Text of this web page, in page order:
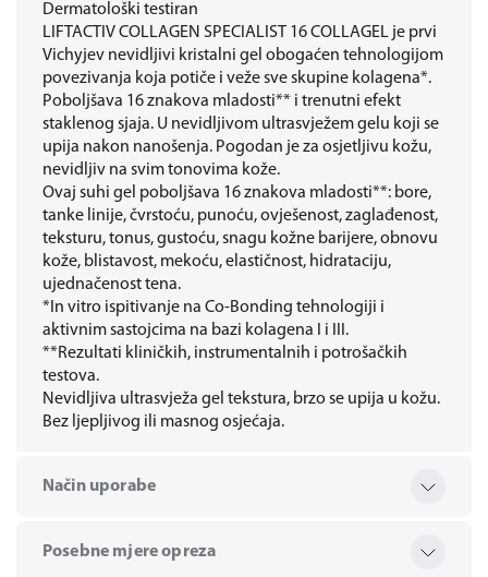
Dermatološki testiran
LIFTACTIV COLLAGEN SPECIALIST 16 COLLAGEL je prvi
Vichyjev nevidljivi kristalni gel obogaćen tehnologijom
povezivanja koja potiče i veže sve skupine kolagena*.
Poboljšava 16 znakova mladosti** i trenutni efekt
staklenog sjaja. U nevidljivom ultrasvježem gelu koji se
upija nakon nanošenja. Pogodan je za osjetljivu kožu,
nevidljiv na svim tonovima kože.
Ovaj suhi gel poboljšava 16 znakova mladosti**: bore,
tanke linije, čvrstoću, punoću, ovješenost, zaglađenost,
teksturu, tonus, gustoću, snagu kožne barijere, obnovu
kože, blistavost, mekoću, elastičnost, hidrataciju,
ujednačenost tena.
*In vitro ispitivanje na Co-Bonding tehnologiji i
aktivnim sastojcima na bazi kolagena I i III.
**Rezultati kliničkih, instrumentalnih i potrošačkih
testova.
Nevidljiva ultrasvježa gel tekstura, brzo se upija u kožu.
Bez ljepljivog ili masnog osjećaja.
Način uporabe
Posebne mjere opreza